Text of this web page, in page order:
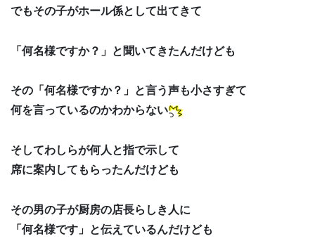
でもその子がホール係として出てきて
「何名様ですか？」と聞いてきたんだけども
その「何名様ですか？」と言う声も小さすぎて
何を言っているのかわからない
そしてわしらが何人と指で示して
席に案内してもらったんだけども
その男の子が厨房の店長らしき人に
「何名様です」と伝えているんだけども